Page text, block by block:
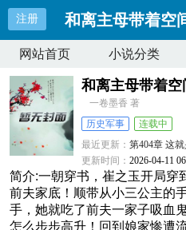
注册 和离主母带着空
网站首页 小说分类
和离主母带着空
一卷墨香 著
历史军事
连载中
最近更新：第404章 这
更新时间：2026-04-11
简介:一朝穿书，崔之玉开局穿
前夫家底！顺带从小三公主的
手，她就吃了前夫一家子吸血
怎么步步高升！回到娘家惨遭